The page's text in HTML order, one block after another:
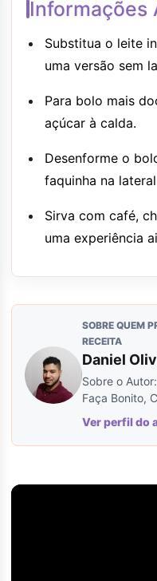
Informações
Substitua o leite
uma versão sem
Para bolo mais
açúcar à calda.
Desenforme o
faquinha na
Sirva com café,
uma experiência
SOBRE QUEM
RECEITA
Daniel
Sobre o
Faça Bonito,
Ver perfil do